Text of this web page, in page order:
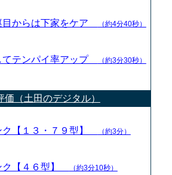
目からは下家をケア （約4分40秒）
てテンパイ率アップ （約3分30秒）
価（土田のデジタル）
ク【１３・７９型】 （約3分）
ク【４６型】 （約3分10秒）